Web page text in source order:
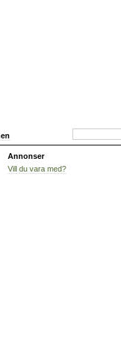
Annonser
Vill du vara med?